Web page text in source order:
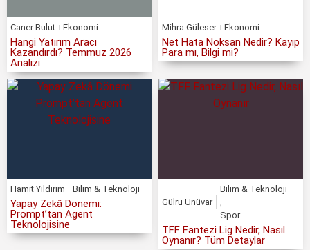
Caner Bulut Ekonomi
Hangi Yatırım Aracı
Kazandırdı? Temmuz 2026
Analizi
Mihra Güleser Ekonomi
Net Hata Noksan Nedir? Kayıp
Para mı, Bilgi mi?
Hamit Yıldırım Bilim & Teknoloji
Yapay Zekâ Dönemi:
Prompt’tan Agent
Teknolojisine
Gülru Ünüvar
Bilim & Teknoloji
,
Spor
TFF Fantezi Lig Nedir, Nasıl
Oynanır? Tüm Detaylar